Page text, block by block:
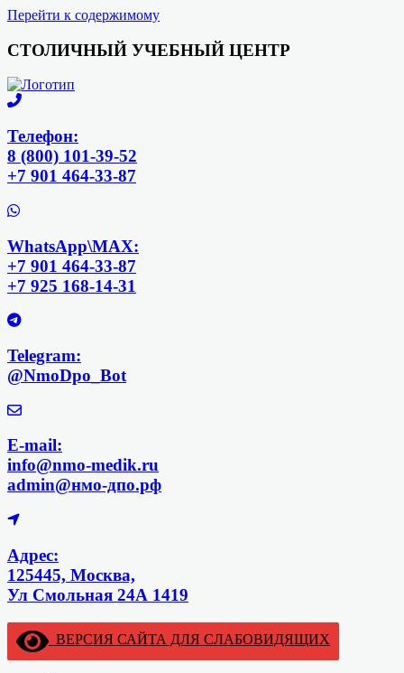
Перейти к содержимому
СТОЛИЧНЫЙ УЧЕБНЫЙ ЦЕНТР
Телефон:
8 (800) 101-39-52
+7 901 464-33-87
WhatsApp\MAX:
+7 901 464-33-87
+7 925 168-14-31
Telegram:
@NmoDpo_Bot
E-mail:
info@nmo-medik.ru
admin@нмо-дпо.рф
Адрес:
125445, Москва,
Ул Смольная 24А 1419
ВЕРСИЯ САЙТА ДЛЯ СЛАБОВИДЯЩИХ